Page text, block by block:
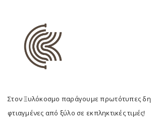
Στον Ξυλόκοσμο παράγουμε πρωτότυπες
φτιαγμένες από ξύλο σε εκπληκτικές τιμές!